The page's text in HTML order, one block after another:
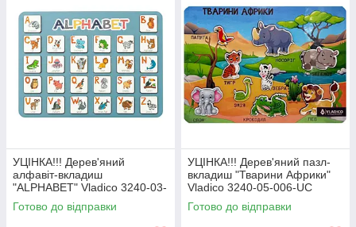
УЦІНКА!!! Дерев'яний
алфавіт-вкладиш
"ALPHABET" Vladico 3240-03-
002-UC синій 29х39 см
Love&Life -online-multimarket-
Готово до відправки
УЦІНКА!!! Дерев'яний пазл-
вкладиш "Тварини Африки"
Vladico 3240-05-006-UC
розмір 33х25 см Love&Life -
online-multimarket-
Готово до відправки